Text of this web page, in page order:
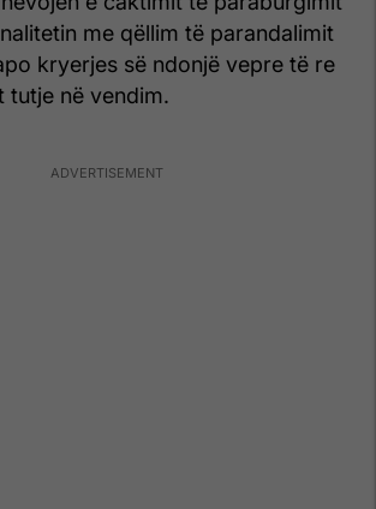
me qëllim të parandalimit
kryerjes së ndonjë vepre të re
tutje në vendim.